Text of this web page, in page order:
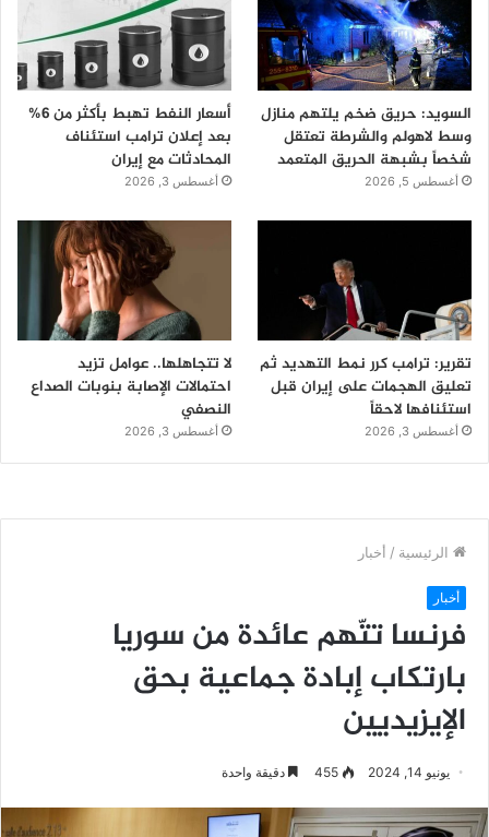
السويد: حريق ضخم يلتهم منازل
وسط لاهولم والشرطة تعتقل
شخصاً بشبهة الحريق المتعمد
أغسطس 5, 2026
أسعار النفط تهبط بأكثر من 6%
بعد إعلان ترامب استئناف
المحادثات مع إيران
أغسطس 3, 2026
تقرير: ترامب كرر نمط التهديد ثم
تعليق الهجمات على إيران قبل
استئنافها لاحقاً
أغسطس 3, 2026
لا تتجاهلها.. عوامل تزيد
احتمالات الإصابة بنوبات الصداع
النصفي
أغسطس 3, 2026